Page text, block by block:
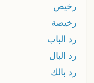
رخيص
رخيصة
رد الباب
رد البال
رد بالك